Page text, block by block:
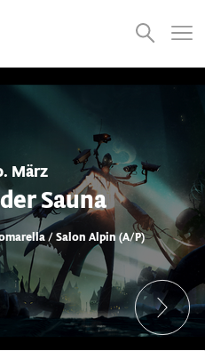
Jobs
Suchen
März
Sauna
/ Salon Alpin (A/P)